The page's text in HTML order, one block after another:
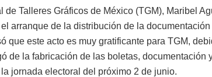
de Talleres Gráficos de México (TGM), Maribel
arranque de la distribución de la
que este acto es muy gratificante para TGM,
de la fabricación de las boletas, documentación
jornada electoral del próximo 2 de junio.